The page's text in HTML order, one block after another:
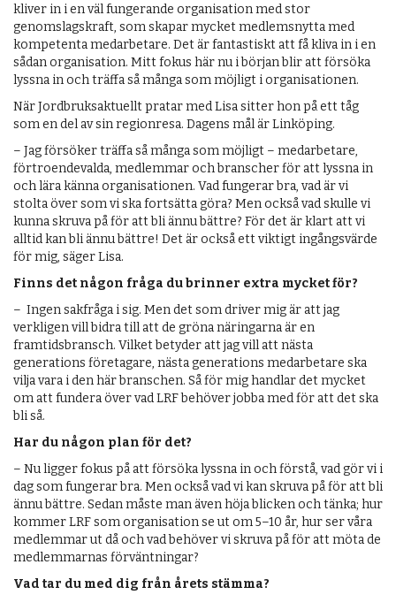
kliver in i en väl fungerande organisation med stor
genomslagskraft, som skapar mycket medlemsnytta med
kompetenta medarbetare. Det är fantastiskt att få kliva in i en
sådan organisation. Mitt fokus här nu i början blir att försöka
lyssna in och träffa så många som möjligt i organisationen.
När Jordbruksaktuellt pratar med Lisa sitter hon på ett tåg
som en del av sin regionresa. Dagens mål är Linköping.
– Jag försöker träffa så många som möjligt – medarbetare,
förtroendevalda, medlemmar och branscher för att lyssna in
och lära känna organisationen. Vad fungerar bra, vad är vi
stolta över som vi ska fortsätta göra? Men också vad skulle vi
kunna skruva på för att bli ännu bättre? För det är klart att vi
alltid kan bli ännu bättre! Det är också ett viktigt ingångsvärde
för mig, säger Lisa.
Finns det någon fråga du brinner extra mycket för?
– Ingen sakfråga i sig. Men det som driver mig är att jag
verkligen vill bidra till att de gröna näringarna är en
framtidsbransch. Vilket betyder att jag vill att nästa
generations företagare, nästa generations medarbetare ska
vilja vara i den här branschen. Så för mig handlar det mycket
om att fundera över vad LRF behöver jobba med för att det ska
bli så.
Har du någon plan för det?
– Nu ligger fokus på att försöka lyssna in och förstå, vad gör vi i
dag som fungerar bra. Men också vad vi kan skruva på för att bli
ännu bättre. Sedan måste man även höja blicken och tänka; hur
kommer LRF som organisation se ut om 5–10 år, hur ser våra
medlemmar ut då och vad behöver vi skruva på för att möta de
medlemmarnas förväntningar?
Vad tar du med dig från årets stämma?